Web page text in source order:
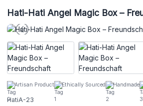
Hati-Hati Angel Magic Box –
Artisan Product Ethically Sourced Handmade
HatiA-23